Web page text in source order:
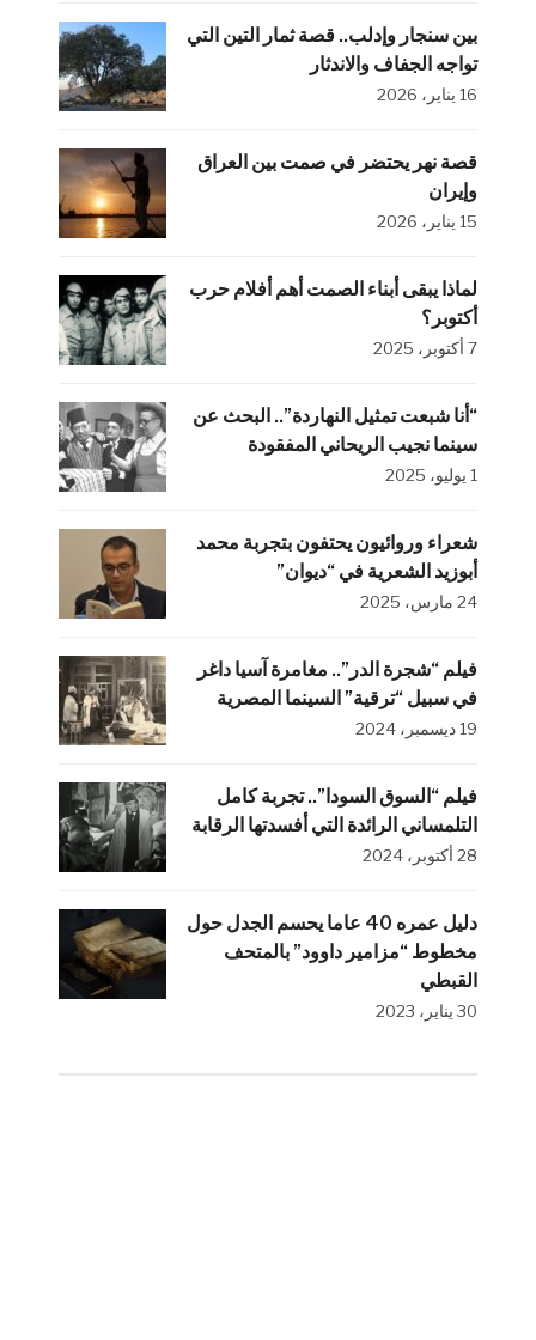
بين سنجار وإدلب.. قصة ثمار التين التي
تواجه الجفاف والاندثار
16 يناير، 2026
قصة نهر يحتضر في صمت بين العراق
وإيران
15 يناير، 2026
لماذا يبقى أبناء الصمت أهم أفلام حرب
أكتوبر؟
7 أكتوبر، 2025
“أنا شبعت تمثيل النهاردة”.. البحث عن
سينما نجيب الريحاني المفقودة
1 يوليو، 2025
شعراء وروائيون يحتفون بتجربة محمد
أبوزيد الشعرية في “ديوان”
24 مارس، 2025
فيلم “شجرة الدر”.. مغامرة آسيا داغر
في سبيل “ترقية” السينما المصرية
19 ديسمبر، 2024
فيلم “السوق السودا”.. تجربة كامل
التلمساني الرائدة التي أفسدتها الرقابة
28 أكتوبر، 2024
دليل عمره 40 عاما يحسم الجدل حول
مخطوط “مزامير داوود” بالمتحف
القبطي
30 يناير، 2023